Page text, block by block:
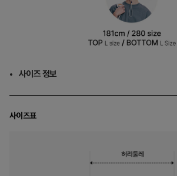
사이즈 정보
사이즈표